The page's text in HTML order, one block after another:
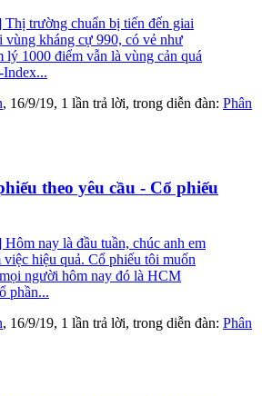
trường chuẩn bị tiến đến giai
vùng kháng cự 990, có vẻ như
lý 1000 điểm vẫn là vùng cản quá
, 16/9/19, 1 lần trả lời, trong diễn đàn: Phân
theo yêu cầu - Cổ phiếu
nay là đầu tuần, chúc anh em
việc hiệu quả. Cổ phiếu tôi muốn
người hôm nay đó là HCM
phần...
, 16/9/19, 1 lần trả lời, trong diễn đàn: Phân